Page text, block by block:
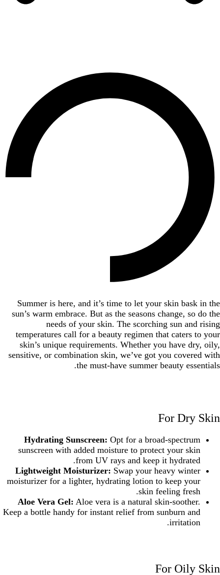
Summer is here, and it’s time to let your skin bask in the
sun’s warm embrace. But as the seasons change, so do the
needs of your skin. The scorching sun and rising
temperatures call for a beauty regimen that caters to your
skin’s unique requirements. Whether you have dry, oily,
sensitive, or combination skin, we’ve got you covered with
the must-have summer beauty essentials.
For Dry Skin
Hydrating Sunscreen: Opt for a broad-spectrum
sunscreen with added moisture to protect your skin
from UV rays and keep it hydrated.
Lightweight Moisturizer: Swap your heavy winter
moisturizer for a lighter, hydrating lotion to keep your
skin feeling fresh.
Aloe Vera Gel: Aloe vera is a natural skin-soother.
Keep a bottle handy for instant relief from sunburn and
irritation.
For Oily Skin